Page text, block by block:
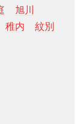
旭川
稚内
紋別